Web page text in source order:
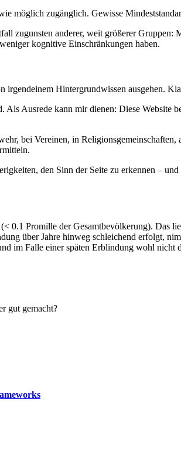
möglich zugänglich. Gewisse
zugunsten anderer, weit größerer Gruppen:
kognitive Einschränkungen haben.
Hintergrundwissen ausgehen.
Ausrede kann mir dienen: Diese
bei Vereinen, in
den Sinn der Seite zu erkennen –
0.1 Promille der Gesamtbevölkerung). Das
über Jahre hinweg schleichend erfolgt,
im Falle einer späten Erblindung wohl
gut gemacht?